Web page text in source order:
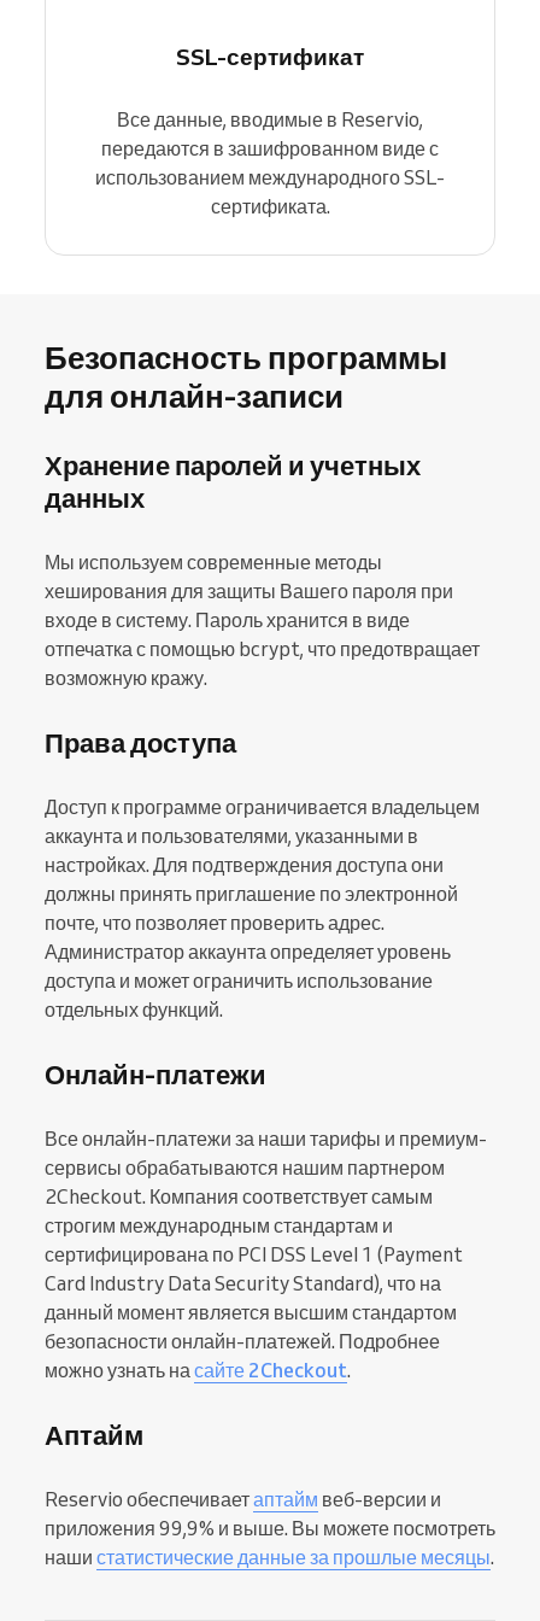
SSL-сертификат
Все данные, вводимые в Reservio,
передаются в зашифрованном виде с
использованием международного SSL-
сертификата.
Безопасность программы
для онлайн-записи
Хранение паролей и учетных
данных
Мы используем современные методы
хеширования для защиты Вашего пароля при
входе в систему. Пароль хранится в виде
отпечатка с помощью bcrypt, что предотвращает
возможную кражу.
Права доступа
Доступ к программе ограничивается владельцем
аккаунта и пользователями, указанными в
настройках. Для подтверждения доступа они
должны принять приглашение по электронной
почте, что позволяет проверить адрес.
Администратор аккаунта определяет уровень
доступа и может ограничить использование
отдельных функций.
Онлайн-платежи
Все онлайн-платежи за наши тарифы и премиум-
сервисы обрабатываются нашим партнером
2Checkout. Компания соответствует самым
строгим международным стандартам и
сертифицирована по PCI DSS Level 1 (Payment
Card Industry Data Security Standard), что на
данный момент является высшим стандартом
безопасности онлайн-платежей. Подробнее
можно узнать насайте 2Checkout.
Аптайм
Reservio обеспечиваетаптайм веб-версии и
приложения 99,9% и выше. Вы можете посмотреть
наши статистические данные за прошлые месяцы.